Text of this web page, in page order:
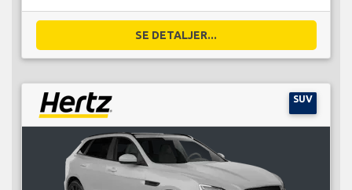
SE DETALJER...
SUV